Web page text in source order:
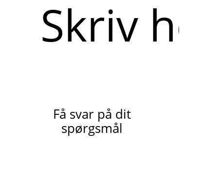
her
Få svar på dit
spørgsmål